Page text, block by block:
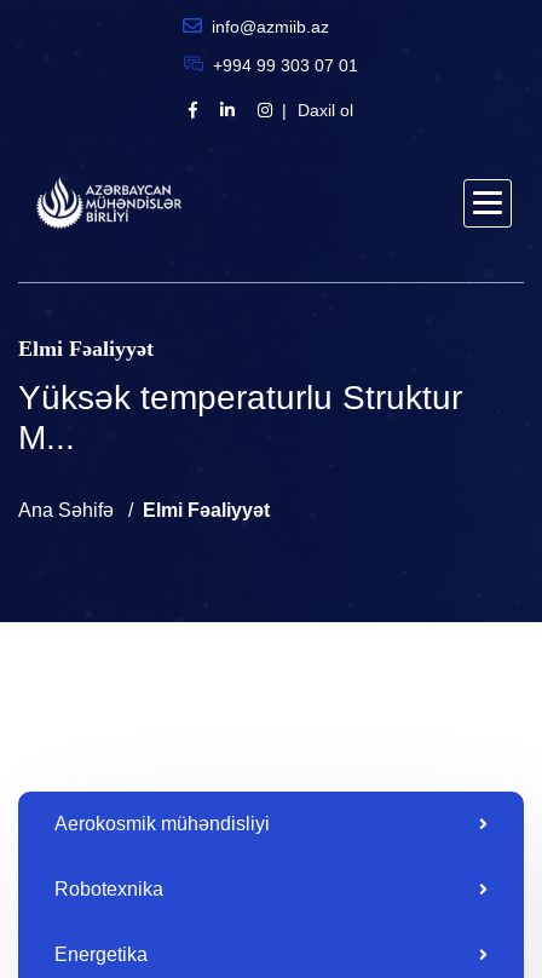
info@azmiib.az
+994 99 303 07 01
Daxil ol
Elmi Fəaliyyət
Yüksək temperaturlu Struktur
M...
Ana Səhifə Elmi Fəaliyyət
Aerokosmik mühəndisliyi
Robotexnika
Energetika